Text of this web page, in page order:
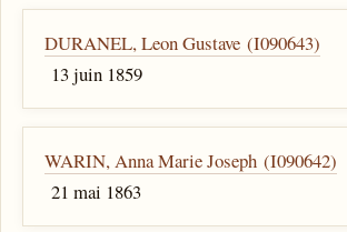
DURANEL, Leon Gustave (I090643)
13 juin 1859
WARIN, Anna Marie Joseph (I090642)
21 mai 1863